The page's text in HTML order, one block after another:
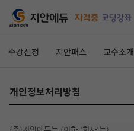
수강신청 지안패스 교수소개
개인정보처리방침